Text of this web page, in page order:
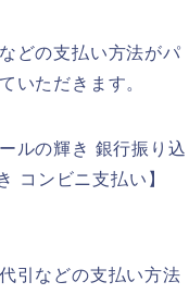
どの支払い方法がパ
いただきます。
ルの輝き 銀行振り込
コンビニ支払い】
引などの支払い方法